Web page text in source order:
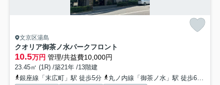
文京区湯島
クオリア御茶ノ水パークフロント
10.5万円 管理/共益費10,000円
23.45㎡ (1R) /築21年 /13階建
銀座線「末広町」駅 徒歩5分
丸ノ内線「御茶ノ水」駅 徒歩6分